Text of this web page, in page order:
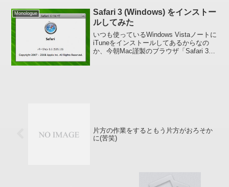
Monologue
Safari 3 (Windows) をインストー
ルしてみた
いつも使っているWindows Vistaノートに
iTuneをインストールしてあるからなの
か、今朝Mac謹製のブラウザ「Safari 3」
片方の作業をするともう片方がおろそか
に(苦笑)